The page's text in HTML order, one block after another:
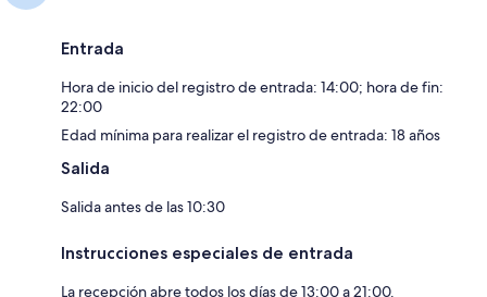
Entrada
Hora de inicio del registro de entrada: 14:00; hora de fin:
22:00
Edad mínima para realizar el registro de entrada: 18 años
Salida
Salida antes de las 10:30
Instrucciones especiales de entrada
La recepción abre todos los días de 13:00 a 21:00.